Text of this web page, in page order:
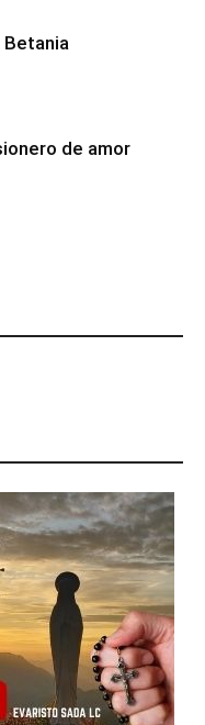
Betania
de amor